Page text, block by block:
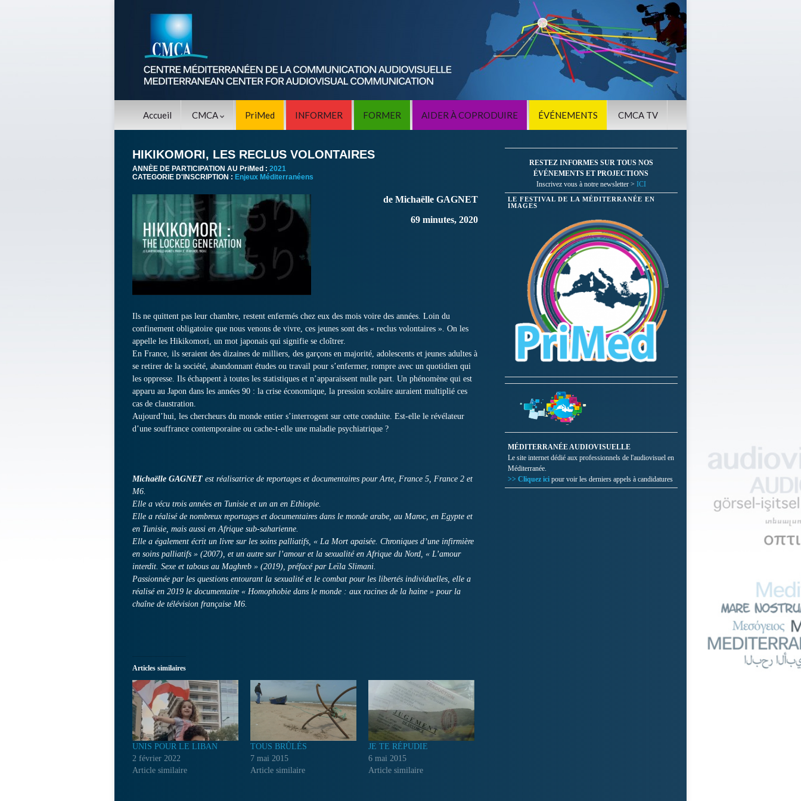
Accueil CMCA PriMed INFORMER FORMER AIDER À COPRODUIRE ÉVÉNEMENTS CMCA TV
HIKIKOMORI, LES RECLUS VOLONTAIRES
ANNÈE DE PARTICIPATION AU PriMed : 2021
CATEGORIE D'INSCRIPTION : Enjeux Méditerranéens
de Michaëlle GAGNET
69 minutes, 2020
Ils ne quittent pas leur chambre, restent enfermés chez eux des mois voire des années. Loin du
confinement obligatoire que nous venons de vivre, ces jeunes sont des « reclus volontaires ». On les
appelle les Hikikomori, un mot japonais qui signifie se cloîtrer.
En France, ils seraient des dizaines de milliers, des garçons en majorité, adolescents et jeunes adultes à
se retirer de la société, abandonnant études ou travail pour s’enfermer, rompre avec un quotidien qui
les oppresse. Ils échappent à toutes les statistiques et n’apparaissent nulle part. Un phénomène qui est
apparu au Japon dans les années 90 : la crise économique, la pression scolaire auraient multiplié ces
cas de claustration.
Aujourd’hui, les chercheurs du monde entier s’interrogent sur cette conduite. Est-elle le révélateur
d’une souffrance contemporaine ou cache-t-elle une maladie psychiatrique ?
Michaëlle GAGNET est réalisatrice de reportages et documentaires pour Arte, France 5, France 2 et
M6.
Elle a vécu trois années en Tunisie et un an en Ethiopie.
Elle a réalisé de nombreux reportages et documentaires dans le monde arabe, au Maroc, en Egypte et
en Tunisie, mais aussi en Afrique sub-saharienne.
Elle a également écrit un livre sur les soins palliatifs, « La Mort apaisée. Chroniques d’une infirmière
en soins palliatifs » (2007), et un autre sur l’amour et la sexualité en Afrique du Nord, « L’amour
interdit. Sexe et tabous au Maghreb » (2019), préfacé par Leïla Slimani.
Passionnée par les questions entourant la sexualité et le combat pour les libertés individuelles, elle a
réalisé en 2019 le documentaire « Homophobie dans le monde : aux racines de la haine » pour la
chaîne de télévision française M6.
Articles similaires
UNIS POUR LE LIBAN
2 février 2022
Article similaire
TOUS BRÛLÉS
7 mai 2015
Article similaire
JE TE RÉPUDIE
6 mai 2015
Article similaire
RESTEZ INFORMES SUR TOUS NOS
ÉVÉNEMENTS ET PROJECTIONS
Inscrivez vous à notre newsletter > ICI
LE FESTIVAL DE LA MÉDITERRANÉE EN
IMAGES
MÉDITERRANÉE AUDIOVISUELLE
Le site internet dédié aux professionnels de l'audiovisuel en
Méditerranée.
>> Cliquez ici pour voir les derniers appels à candidatures